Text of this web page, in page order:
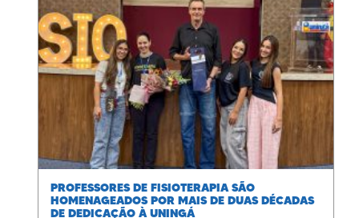
PROFESSORES DE FISIOTERAPIA SÃO
HOMENAGEADOS POR MAIS DE DUAS DÉCADAS
DE DEDICAÇÃO À UNINGÁ